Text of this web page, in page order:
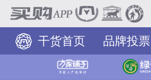
干货首页 品牌投票